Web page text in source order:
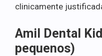
clinicamente
Amil Dental
pequenos)